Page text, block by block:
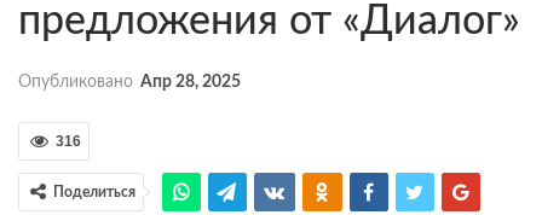
предложения от «Диалог»
Опубликовано Апр 28, 2025
316
Поделиться